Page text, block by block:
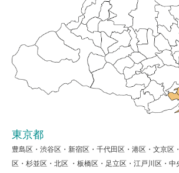
東京都
豊島区・渋谷区・新宿区・千代田区・港区・文京区
区・杉並区・北区 ・板橋区・足立区・江戸川区・中